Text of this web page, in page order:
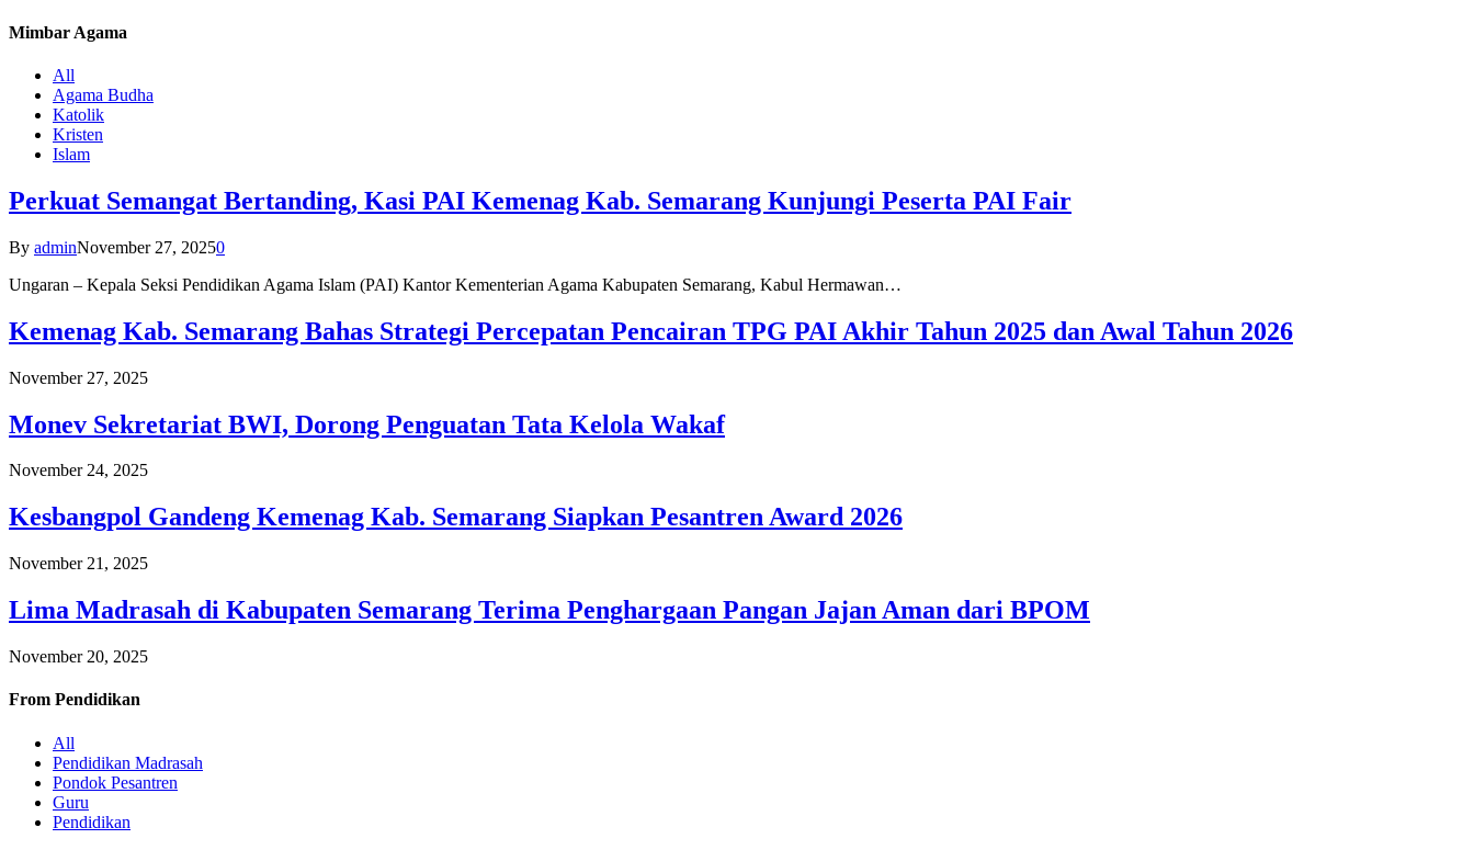
Mimbar Agama
All
Agama Budha
Katolik
Kristen
Islam
Perkuat Semangat Bertanding, Kasi PAI Kemenag Kab. Semarang Kunjungi Peserta PAI Fair
By adminNovember 27, 20250
Ungaran – Kepala Seksi Pendidikan Agama Islam (PAI) Kantor Kementerian Agama Kabupaten Semarang, Kabul Hermawan…
Kemenag Kab. Semarang Bahas Strategi Percepatan Pencairan TPG PAI Akhir Tahun 2025 dan Awal Tahun 2026
November 27, 2025
Monev Sekretariat BWI, Dorong Penguatan Tata Kelola Wakaf
November 24, 2025
Kesbangpol Gandeng Kemenag Kab. Semarang Siapkan Pesantren Award 2026
November 21, 2025
Lima Madrasah di Kabupaten Semarang Terima Penghargaan Pangan Jajan Aman dari BPOM
November 20, 2025
From Pendidikan
All
Pendidikan Madrasah
Pondok Pesantren
Guru
Pendidikan